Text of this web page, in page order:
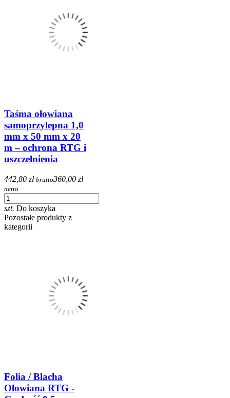
Taśma ołowiana
samoprzylepna 1,0
mm x 50 mm x 20
m – ochrona RTG i
uszczelnienia
442,80 zł brutto360,00 zł
netto
szt. Do koszyka
Pozostałe produkty z
kategorii
Folia / Blacha
Ołowiana RTG -